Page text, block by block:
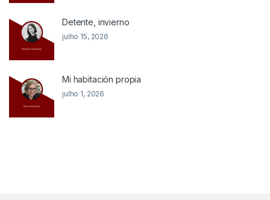
Detente, invierno
julho 15, 2026
Mi habitación propia
julho 1, 2026